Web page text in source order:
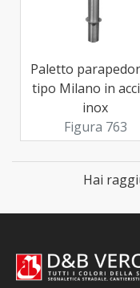
Paletto
tipo Milano in
inox
Figura 763
Hai